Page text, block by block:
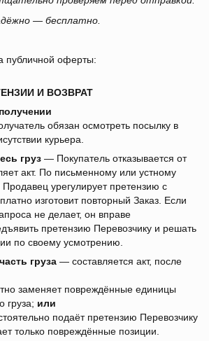
— бесплатно.
публичной оферты:
И ВОЗВРАТ
обязан осмотреть посылку в
курьера.
груз — Покупатель отказывается от
акт. По письменному или устному
урегулирует претензию с
изготовит повторный Заказ. Если
не делает, он вправе
претензию Перевозчику и решать
по своему усмотрению.
груза — составляется акт, после
заменяет повреждённые единицы
груза; или
подаёт претензию Перевозчику
только повреждённые позиции.